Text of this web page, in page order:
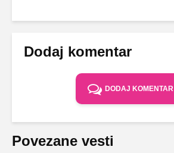
Dodaj komentar
DODAJ KOMENTAR
Povezane vesti